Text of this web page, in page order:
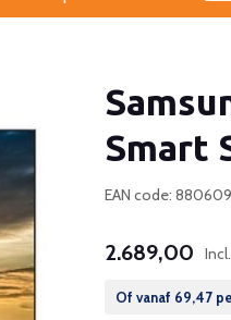
Smart
EAN code:
2.689,00
Of vanaf 69,47